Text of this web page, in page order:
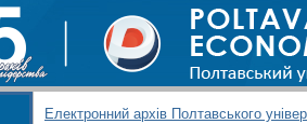
Електронний архів Полтавського